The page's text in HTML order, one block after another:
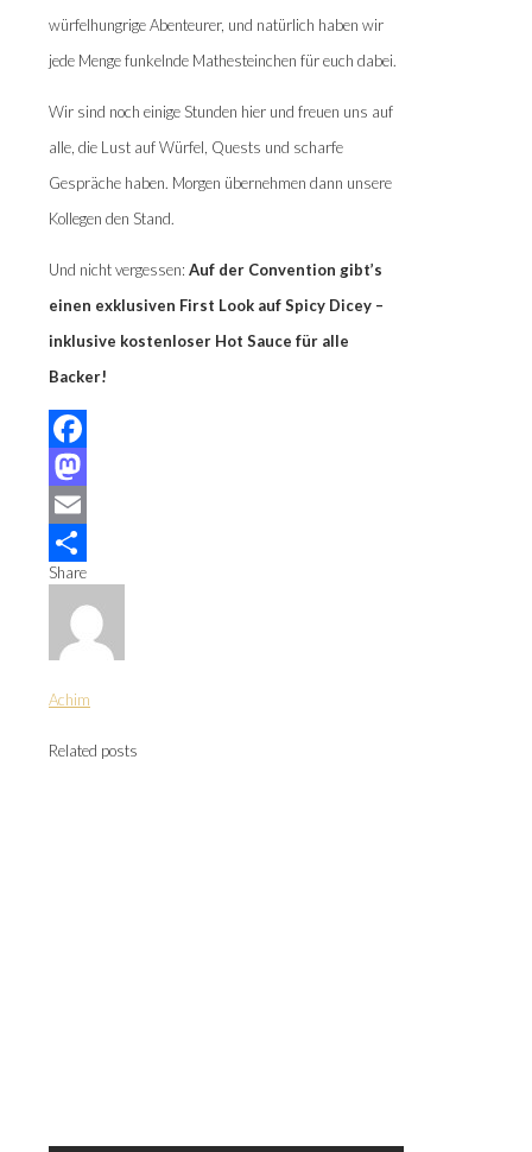
würfelhungrige Abenteurer, und natürlich haben wir
jede Menge funkelnde Mathesteinchen für euch dabei.
Wir sind noch einige Stunden hier und freuen uns auf
alle, die Lust auf Würfel, Quests und scharfe
Gespräche haben. Morgen übernehmen dann unsere
Kollegen den Stand.
Und nicht vergessen: Auf der Convention gibt’s
einen exklusiven First Look auf Spicy Dicey –
inklusive kostenloser Hot Sauce für alle
Backer!
Facebook
Mastodon
Email
Teilen
Share
Achim
Related posts